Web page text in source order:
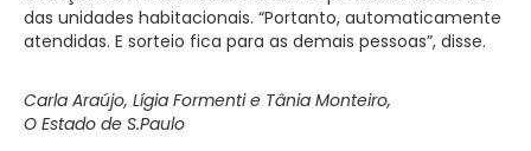
das unidades habitacionais. “Portanto, automaticamente
atendidas. E sorteio fica para as demais pessoas”, disse.
Carla Araújo, Lígia Formenti e Tânia Monteiro,
O Estado de S.Paulo